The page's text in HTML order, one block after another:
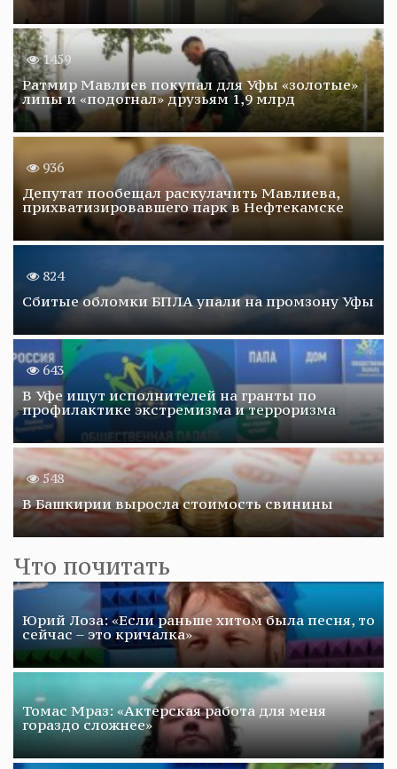
1459
Ратмир Мавлиев покупал для Уфы «золотые»
липы и «подогнал» друзьям 1,9 млрд
936
Депутат пообещал раскулачить Мавлиева,
прихватизировавшего парк в Нефтекамске
824
Сбитые обломки БПЛА упали на промзону Уфы
643
В Уфе ищут исполнителей на гранты по
профилактике экстремизма и терроризма
548
В Башкирии выросла стоимость свинины
Что почитать
Юрий Лоза: «Если раньше хитом была песня, то
сейчас – это кричалка»
Томас Мраз: «Актерская работа для меня
гораздо сложнее»